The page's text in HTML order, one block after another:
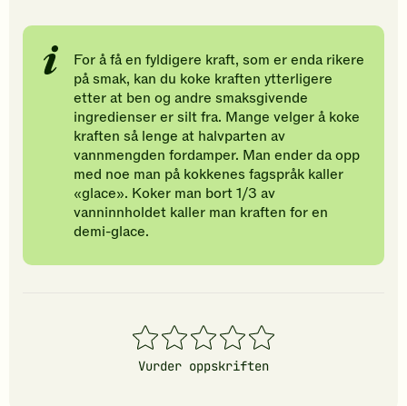
For å få en fyldigere kraft, som er enda rikere
på smak, kan du koke kraften ytterligere
etter at ben og andre smaksgivende
ingredienser er silt fra. Mange velger å koke
kraften så lenge at halvparten av
vannmengden fordamper. Man ender da opp
med noe man på kokkenes fagspråk kaller
«glace». Koker man bort 1/3 av
vanninnholdet kaller man kraften for en
demi-glace.
1
stjerner
2
stjerner
3
stjerner
4
stjerner
5
stjerner
Vurder oppskriften